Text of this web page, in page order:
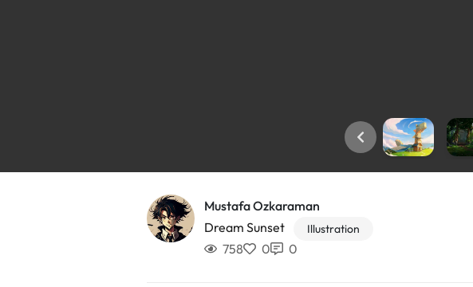
Mustafa Ozkaraman
Dream Sunset
Illustration
758 0 0